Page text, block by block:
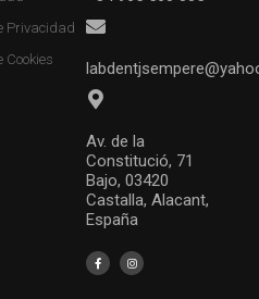
Privacidad
Cookies
Av. de la
Constitució, 71
Bajo, 03420
Castalla, Alacant,
España